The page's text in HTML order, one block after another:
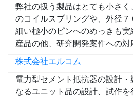
弊社の扱う製品はとても小さ
のコイルスプリングや、外径
細い極小のピンへのめっきも
産品の他、研究開発案件への対
株式会社エルコム
電力型セメント抵抗器の設計
なるユニット品の設計、試作